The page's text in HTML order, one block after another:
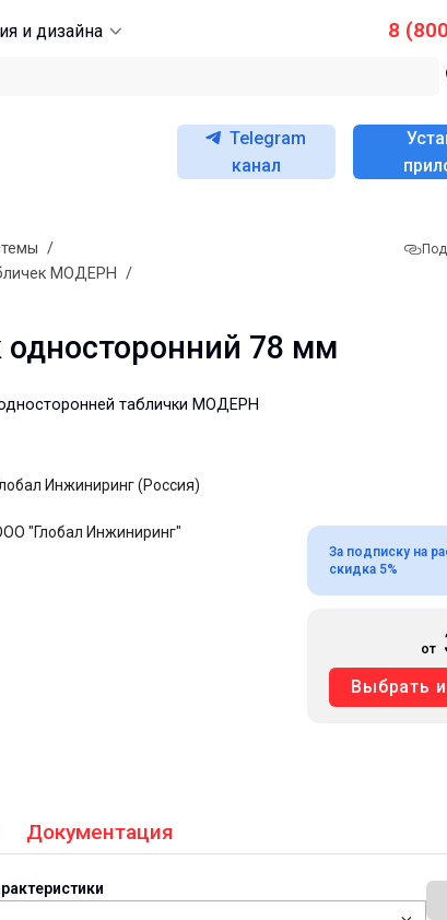
и дизайна 8
Telegram
канал
/
МОДЕРН /
односторонний 78 мм
таблички МОДЕРН
Инжиниринг (Россия)
"Глобал Инжиниринг"
За подписку на
скидка 5%
от
Выбрать
Документация